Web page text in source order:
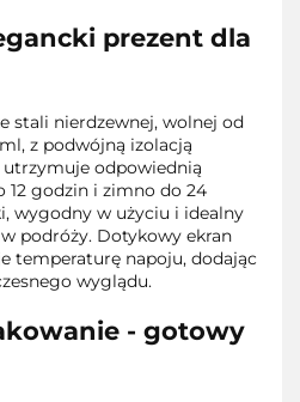
prezent dla
stali nierdzewnej, wolnej od
z podwójną izolacją
utrzymuje odpowiednią
godzin i zimno do 24
wygodny w użyciu i idealny
podróży. Dotykowy ekran
temperaturę napoju, dodając
wyglądu.
- gotowy